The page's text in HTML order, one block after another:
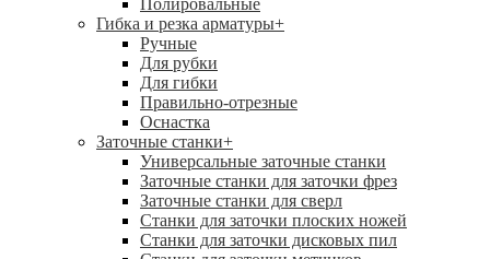
Полировальные
Гибка и резка арматуры+
Ручные
Для рубки
Для гибки
Правильно-отрезные
Оснастка
Заточные станки+
Универсальные заточные станки
Заточные станки для заточки фрез
Заточные станки для сверл
Станки для заточки плоских ножей
Станки для заточки дисковых пил